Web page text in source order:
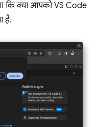
कि क्या आपको VS Code
है.